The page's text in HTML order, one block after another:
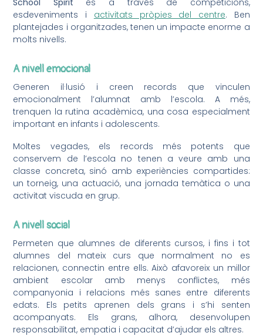
School Spirit és a través de competicions,
esdeveniments i activitats pròpies del centre. Ben
plantejades i organitzades, tenen un impacte enorme a
molts nivells.
A nivell emocional
Generen il·lusió i creen records que vinculen
emocionalment l’alumnat amb l’escola. A més,
trenquen la rutina acadèmica, una cosa especialment
important en infants i adolescents.
Moltes vegades, els records més potents que
conservem de l’escola no tenen a veure amb una
classe concreta, sinó amb experiències compartides:
un torneig, una actuació, una jornada temàtica o una
activitat viscuda en grup.
A nivell social
Permeten que alumnes de diferents cursos, i fins i tot
alumnes del mateix curs que normalment no es
relacionen, connectin entre ells. Això afavoreix un millor
ambient escolar amb menys conflictes, més
companyonia i relacions més sanes entre diferents
edats. Els petits aprenen dels grans i s’hi senten
acompanyats. Els grans, alhora, desenvolupen
responsabilitat, empatia i capacitat d’ajudar els altres.